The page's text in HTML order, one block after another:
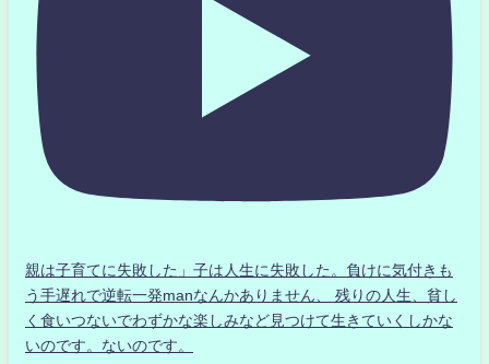
親は子育てに失敗した」子は人生に失敗した。負けに気付きも
う手遅れで逆転一発manなんかありません、 残りの人生、貧し
く食いつないでわずかな楽しみなど見つけて生きていくしかな
いのです。ないのです。